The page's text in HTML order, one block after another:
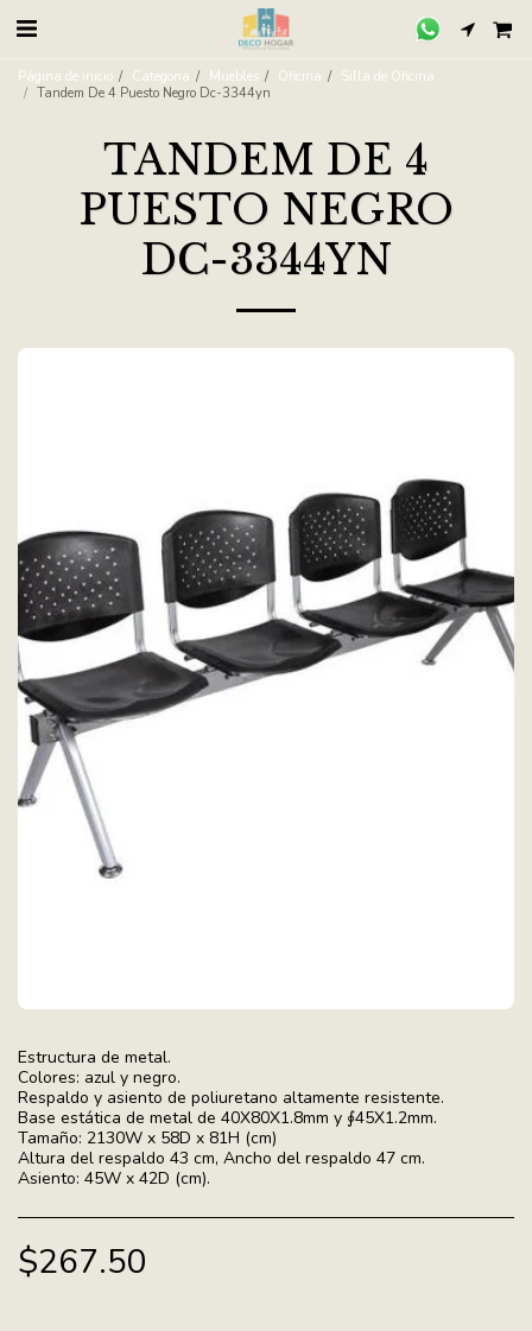
Página de inicio Categoria Muebles Oficina
Silla de Oficina
Tandem De 4 Puesto Negro Dc-3344yn
TANDEM DE 4
PUESTO NEGRO
DC-3344YN
Estructura de metal.
Colores: azul y negro.
Respaldo y asiento de poliuretano altamente resistente.
Base estática de metal de 40X80X1.8mm y ∮45X1.2mm.
Tamaño: 2130W x 58D x 81H (cm)
Altura del respaldo 43 cm, Ancho del respaldo 47 cm.
Asiento: 45W x 42D (cm).
$267.50